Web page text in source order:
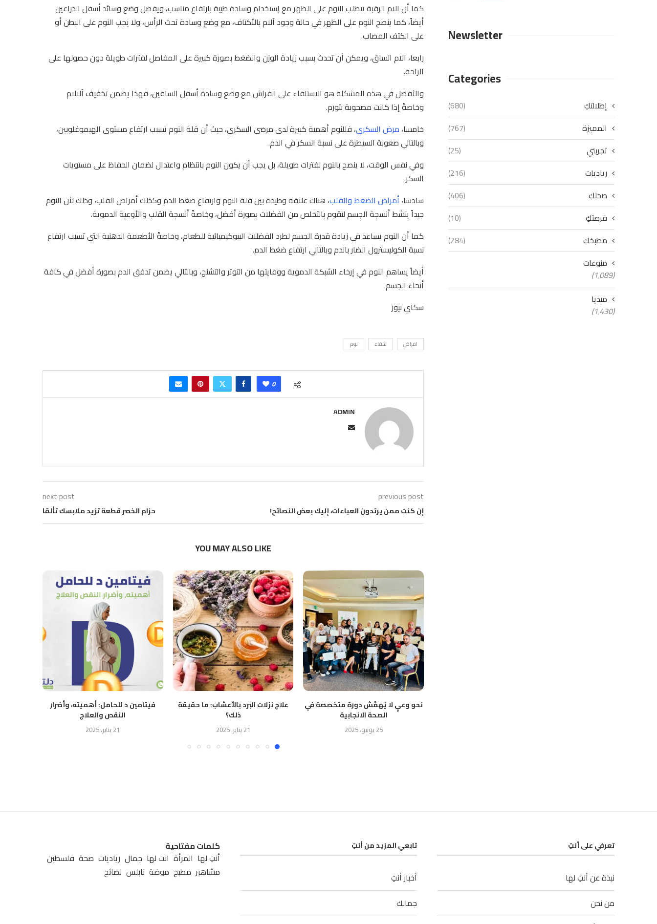
كما أن الام الرقبة تتطلب النوم على الظهر مع إستخدام وسادة طبية بارتفاع مناسب، ويفضل وضع وسائد أسفل الذراعين
أيضاً، كما ينصح النوم على الظهر في حالة وجود آلام بالأكتاف، مع وضع وسادة تحت الرأس، ولا يجب النوم على البطن أو
على الكتف المصاب.
رابعا، آلام الساق، ويمكن أن تحدث بسبب زيادة الوزن والضغط بصورة كبيرة على المفاصل لفترات طويلة دون حصولها على
الراحة.
والأفضل في هذه المشكلة هو الاستلقاء على الفراش مع وضع وسادة أسفل الساقين، فهذا يضمن تخفيف آلالام
وخاصةً إذا كانت مصحوبة بتورم.
خامسا، مرض السكري، فللنوم أهمية كبيرة لدى مرضى السكري، حيث أن قلة النوم تسبب ارتفاع مستوى الهيموغلوبين،
وبالتالي صعوبة السيطرة على نسبة السكر في الدم.
وفي نفس الوقت، لا ينصح بالنوم لفترات طويلة، بل يجب أن يكون النوم بانتظام واعتدال لضمان الحفاظ على مستويات
السكر.
سادسا، أمراض الضغط والقلب، هناك علاقة وطيدة بين قلة النوم وارتفاع ضغط الدم وكذلك أمراض القلب، وذلك لأن النوم
جيداً ينشط أنسجة الجسم لتقوم بالتخلص من الفضلات بصورة أفضل، وخاصةً أنسجة القلب والأوعية الدموية.
كما أن النوم يساعد في زيادة قدرة الجسم لطرد الفضلات البيوكيميائية للطعام، وخاصةً الأطعمة الدهنية التي تسبب ارتفاع
نسبة الكوليسترول الضار بالدم وبالتالي ارتفاع ضغط الدم.
أيضاً يساهم النوم في إرخاء الشبكة الدموية ووقايتها من التوتر والتشنج، وبالتالي يضمن تدفق الدم بصورة أفضل في كافة
أنحاء الجسم.
سكاي نيوز
امراض شفاء نوم
0
ADMIN
previous post
إن كنتِ ممن يرتدون العباءات، إليك بعض النصائح!
next post
حزام الخصر قطعة تزيد ملابسك تألقا
YOU MAY ALSO LIKE
نحو وعيٍ لا يُهمَّش دورة متخصصة في
الصحة الانجابية
25 يونيو، 2025
علاج نزلات البرد بالأعشاب: ما حقيقة
ذلك؟
21 يناير، 2025
فيتامين د للحامل: أهميته، وأضرار
النقص والعلاج
21 يناير، 2025
Newsletter
Categories
إطلالتكِ
(680)
المميزة
(767)
تجربتي
(25)
رياديات
(216)
صحتكِ
(406)
فرصتكِ
(10)
مطبخكِ
(284)
منوعات
(1٬089)
ميديا
(1٬430)
تعرفي على أنتِ
نبذة عن أنتِ لها
من نحن
تابعي المزيد من أنتِ
أخبار أنتِ
جمالك
كلمات مفتاحية
أنتِ لها المرأة انت لها جمال رياديات صحة فلسطين
مشاهير مطبخ موضة نابلس نصائح